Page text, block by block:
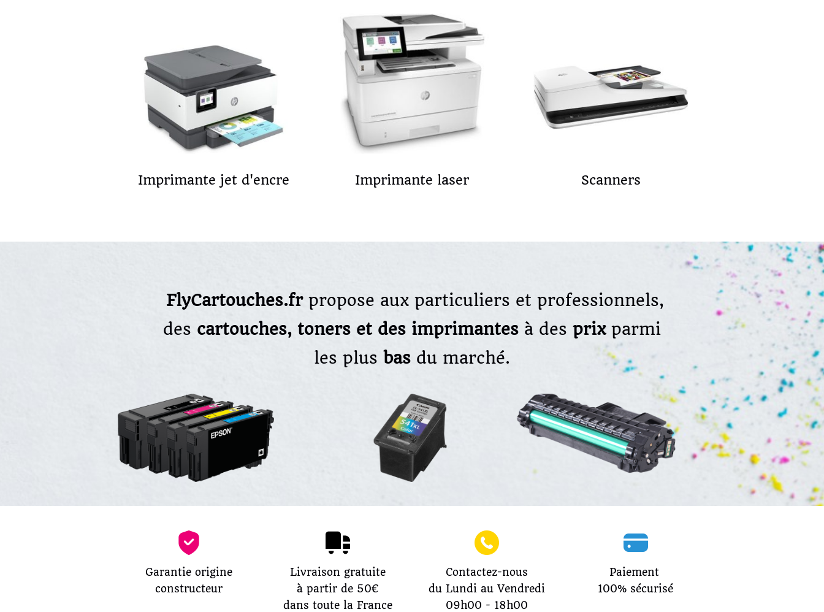
Imprimante jet d'encre Imprimante laser Scanners
FlyCartouches.frpropose aux particuliers et professionnels,
des cartouches, toners et des imprimantes à des prixparmi
les plus bas du marché.
Garantie origine
constructeur
Livraison gratuite
à partir de 50€
dans toute la France
Paiement
100% sécurisé
Contactez-nous
du Lundi au Vendredi
09h00 - 18h00